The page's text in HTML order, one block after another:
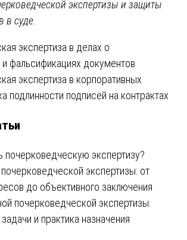
экспертизы и защиты
в суде.
экспертиза в делах о
фальсификациях документов
экспертиза в корпоративных
подлинности подписей на контрактах
почерковедческую экспертизу?
экспертизы: от
до объективного заключения
почерковедческой экспертизы:
и практика назначения